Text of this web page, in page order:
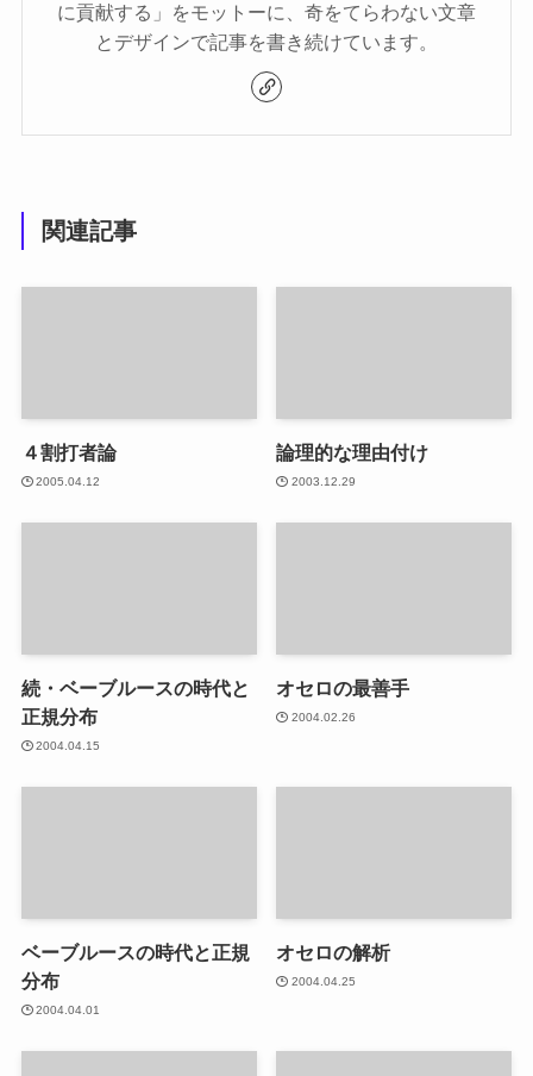
に貢献する」をモットーに、奇をてらわない文章
とデザインで記事を書き続けています。
関連記事
４割打者論
2005.04.12
論理的な理由付け
2003.12.29
続・ベーブルースの時代と
正規分布
2004.04.15
オセロの最善手
2004.02.26
ベーブルースの時代と正規
分布
2004.04.01
オセロの解析
2004.04.25